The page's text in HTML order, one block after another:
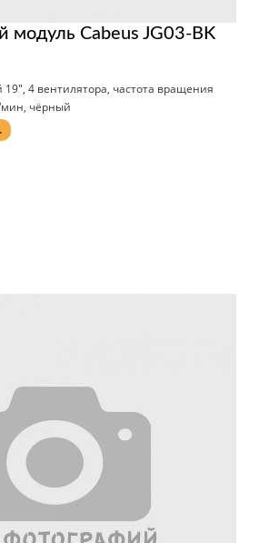
модуль Cabeus JG03-BK
4 вентилятора, частота вращения
мин, чёрный